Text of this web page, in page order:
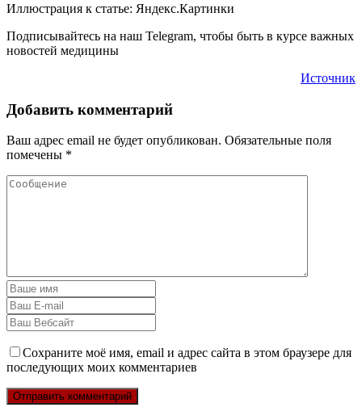
Иллюстрация к статье: Яндекс.Картинки
Подписывайтесь на наш Telegram, чтобы быть в курсе важных
новостей медицины
Источник
Добавить комментарий
Ваш адрес email не будет опубликован. Обязательные поля
помечены *
Сохраните моё имя, email и адрес сайта в этом браузере для
последующих моих комментариев